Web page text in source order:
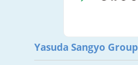
Yasuda Sangyo Group